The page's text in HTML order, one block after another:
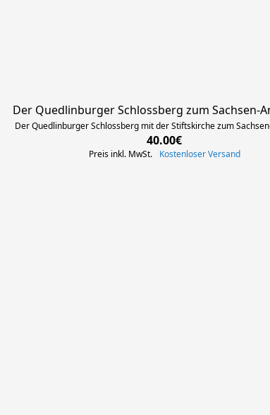
Der Quedlinburger Schlossberg zum Sachsen-
Der Quedlinburger Schlossberg​ mit der Stiftskirche zum
40.00€
Preis inkl. MwSt. Kostenloser Versand